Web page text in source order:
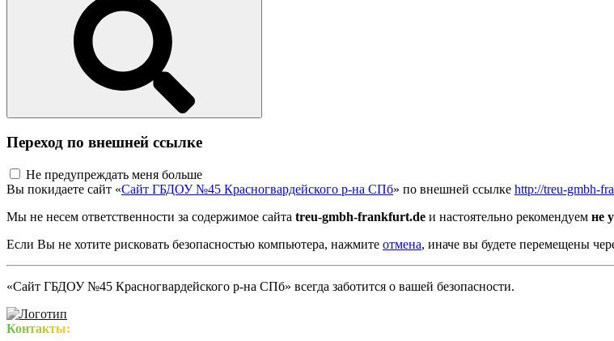
Переход по внешней ссылке
Не предупреждать меня больше
Вы покидаете сайт «Сайт ГБДОУ №45 Красногвардейского р-на СПб» по внешней ссылке http://treu-gmbh-
Мы не несем ответственности за содержимое сайта treu-gmbh-frankfurt.de и настоятельно рекомендуем не
Если Вы не хотите рисковать безопасностью компьютера, нажмите отмена, иначе вы будете перемещены
«Сайт ГБДОУ №45 Красногвардейского р-на СПб» всегда заботится о вашей безопасности.
Контакты: